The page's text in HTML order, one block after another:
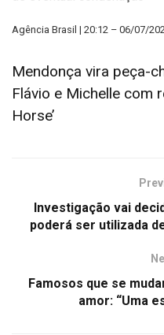
Agência Brasil | 20:12 – 06/07/
Mendonça vira peça-
Flávio e Michelle com
Horse’
Investigação vai
poderá ser utilizada
Famosos que se
amor: “Uma